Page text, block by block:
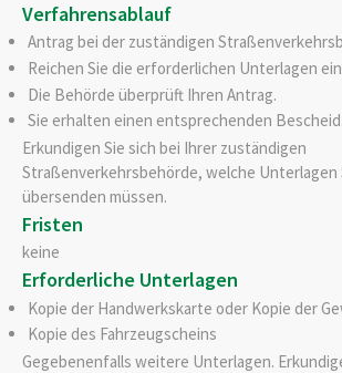
Verfahrensablauf
Antrag bei der zuständigen
Reichen Sie die erforderlichen Unterlagen
Die Behörde überprüft Ihren Antrag.
Sie erhalten einen entsprechenden Bescheid.
Erkundigen Sie sich bei Ihrer zuständigen
Straßenverkehrsbehörde, welche Unterlagen
übersenden müssen.
Fristen
keine
Erforderliche Unterlagen
Kopie der Handwerkskarte oder Kopie der
Kopie des Fahrzeugscheins
Gegebenenfalls weitere Unterlagen.